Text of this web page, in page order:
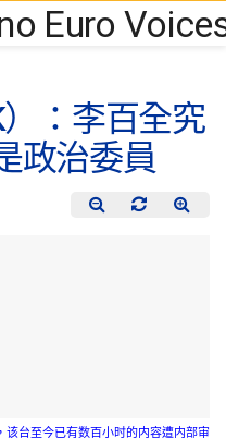
：李百全究
政治委員
台至今已有数百小时的内容遭内部审